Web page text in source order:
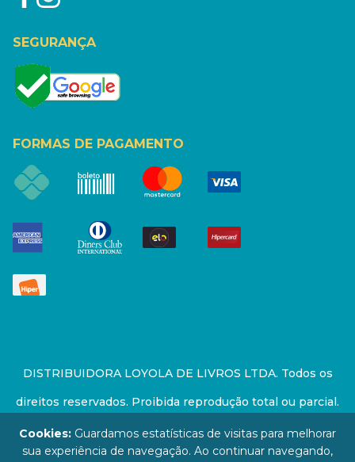
SEGURANÇA
FORMAS DE PAGAMENTO
DISTRIBUIDORA LOYOLA DE LIVROS LTDA. Todos os
direitos reservados. Proibida reprodução total ou parcial.
Preços e estoque sujeito a alterações sem aviso prévio.
67.946.814/0001-94 - LOJA - Rua Senador Feijó - São
Cookies: Guardamos estatísticas de visitas para melhorar
sua experiência de navegação. Ao continuar navegando,